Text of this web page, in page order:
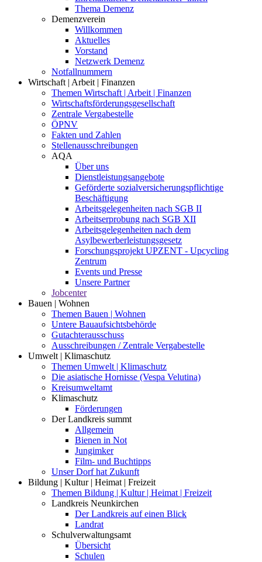
Thema Demenz
Demenzverein
Willkommen
Aktuelles
Vorstand
Netzwerk Demenz
Notfallnummern
Wirtschaft | Arbeit | Finanzen
Themen Wirtschaft | Arbeit | Finanzen
Wirtschaftsförderungsgesellschaft
Zentrale Vergabestelle
ÖPNV
Fakten und Zahlen
Stellenausschreibungen
AQA
Über uns
Dienstleistungsangebote
Geförderte sozialversicherungspflichtige
Beschäftigung
Arbeitsgelegenheiten nach SGB II
Arbeitserprobung nach SGB XII
Arbeitsgelegenheiten nach dem
Asylbewerberleistungsgesetz
Forschungsprojekt UPZENT - Upcycling
Zentrum
Events und Presse
Unsere Partner
Jobcenter
Bauen | Wohnen
Themen Bauen | Wohnen
Untere Bauaufsichtsbehörde
Gutachterausschuss
Ausschreibungen / Zentrale Vergabestelle
Umwelt | Klimaschutz
Themen Umwelt | Klimaschutz
Die asiatische Hornisse (Vespa Velutina)
Kreisumweltamt
Klimaschutz
Förderungen
Der Landkreis summt
Allgemein
Bienen in Not
Jungimker
Film- und Buchtipps
Unser Dorf hat Zukunft
Bildung | Kultur | Heimat | Freizeit
Themen Bildung | Kultur | Heimat | Freizeit
Landkreis Neunkirchen
Der Landkreis auf einen Blick
Landrat
Schulverwaltungsamt
Übersicht
Schulen